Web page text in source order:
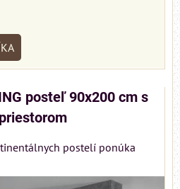
posteľ 90x200 cm s
postelí ponúka